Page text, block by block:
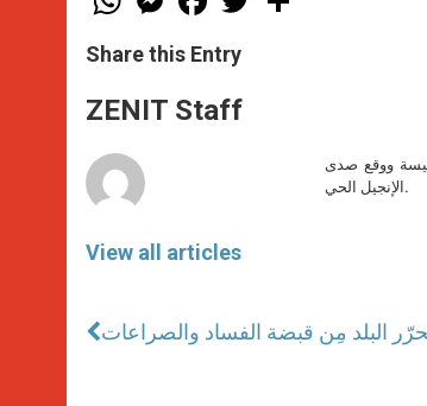
h
t
s
p
p
e
s
e
g
e
a
e
b
o
k
w
Share this Entry
ZENIT Staff
View all articles
ووقع صدى
الإنجيل الحي.
البلد مِن قبضة الفساد والصراعات